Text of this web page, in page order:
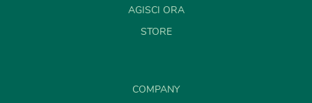
AGISCI ORA
STORE
COMPANY